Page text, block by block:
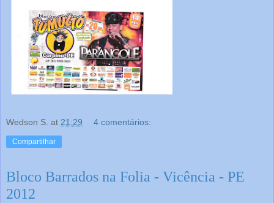
Wedson S. at 21:29 4 comentários:
Compartilhar
Bloco Barrados na Folia - Vicência - PE
2012